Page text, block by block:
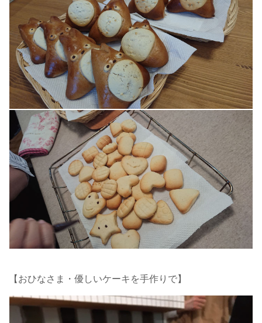
【おひなさま・優しいケーキを手作りで】